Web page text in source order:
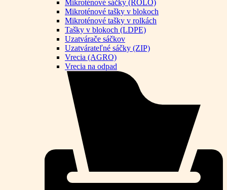
Mikroténové sáčky (ROLO)
Mikroténové tašky v blokoch
Mikroténové tašky v rolkách
Tašky v blokoch (LDPE)
Uzatvárače sáčkov
Uzatvárateľné sáčky (ZIP)
Vrecia (AGRO)
Vrecia na odpad